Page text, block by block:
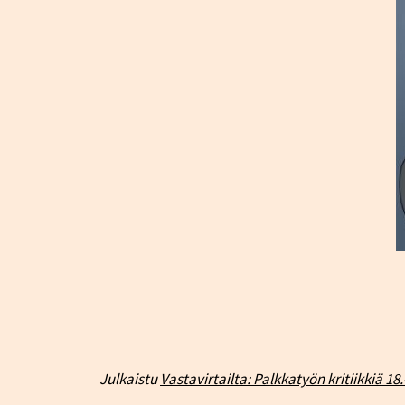
JulkaistuVastavirtailta: Palkkatyön kritiikkiä